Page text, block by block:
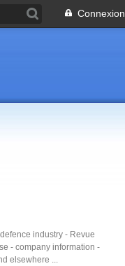
Connexion
industry - Revue
- company information -
elsewhere ...